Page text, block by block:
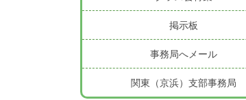
掲示板
事務局へメール
関東（京浜）支部事務局